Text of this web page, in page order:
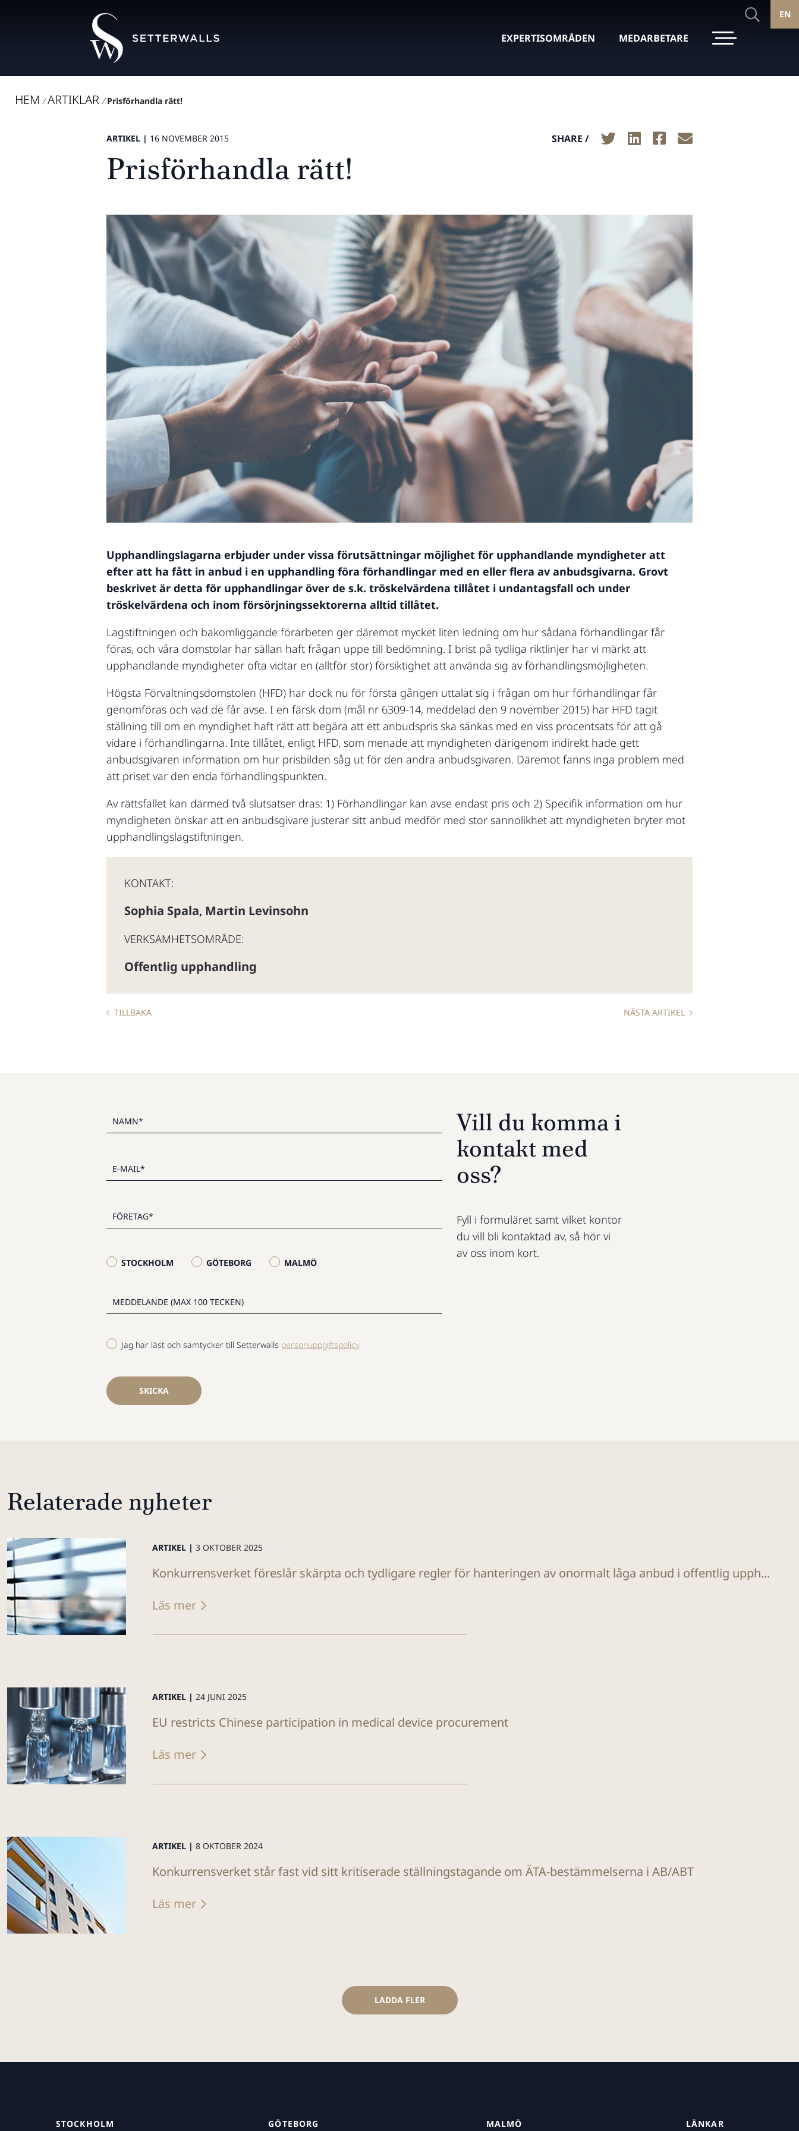
EXPERTISOMRÅDEN MEDARBETARE
EN
HEM / ARTIKLAR / Prisförhandla rätt!
ARTIKEL | 16 NOVEMBER 2015 SHARE /
Prisförhandla rätt!
Upphandlingslagarna erbjuder under vissa förutsättningar möjlighet för upphandlande myndigheter att
efter att ha fått in anbud i en upphandling föra förhandlingar med en eller flera av anbudsgivarna. Grovt
beskrivet är detta för upphandlingar över de s.k. tröskelvärdena tillåtet i undantagsfall och under
tröskelvärdena och inom försörjningssektorerna alltid tillåtet.
Lagstiftningen och bakomliggande förarbeten ger däremot mycket liten ledning om hur sådana förhandlingar får
föras, och våra domstolar har sällan haft frågan uppe till bedömning. I brist på tydliga riktlinjer har vi märkt att
upphandlande myndigheter ofta vidtar en (alltför stor) försiktighet att använda sig av förhandlingsmöjligheten.
Högsta Förvaltningsdomstolen (HFD) har dock nu för första gången uttalat sig i frågan om hur förhandlingar får
genomföras och vad de får avse. I en färsk dom (mål nr 6309-14, meddelad den 9 november 2015) har HFD tagit
ställning till om en myndighet haft rätt att begära att ett anbudspris ska sänkas med en viss procentsats för att gå
vidare i förhandlingarna. Inte tillåtet, enligt HFD, som menade att myndigheten därigenom indirekt hade gett
anbudsgivaren information om hur prisbilden såg ut för den andra anbudsgivaren. Däremot fanns inga problem med
att priset var den enda förhandlingspunkten.
Av rättsfallet kan därmed två slutsatser dras: 1) Förhandlingar kan avse endast pris och 2) Specifik information om hur
myndigheten önskar att en anbudsgivare justerar sitt anbud medför med stor sannolikhet att myndigheten bryter mot
upphandlingslagstiftningen.
KONTAKT:
Sophia Spala, Martin Levinsohn
VERKSAMHETSOMRÅDE:
Offentlig upphandling
TILLBAKA NÄSTA ARTIKEL
STOCKHOLM GÖTEBORG MALMÖ
Jag har läst och samtycker till Setterwalls personuppgiftspolicy
SKICKA
Vill du komma i
kontakt med
oss?
Fyll i formuläret samt vilket kontor
du vill bli kontaktad av, så hör vi
av oss inom kort.
Relaterade nyheter
ARTIKEL | 3 OKTOBER 2025
Konkurrensverket föreslår skärpta och tydligare regler för hanteringen av onormalt låga anbud i offentlig upph...
Läs mer
ARTIKEL | 24 JUNI 2025
EU restricts Chinese participation in medical device procurement
Läs mer
ARTIKEL | 8 OKTOBER 2024
Konkurrensverket står fast vid sitt kritiserade ställningstagande om ÄTA-bestämmelserna i AB/ABT
Läs mer
LADDA FLER
STOCKHOLM GÖTEBORG MALMÖ LÄNKAR